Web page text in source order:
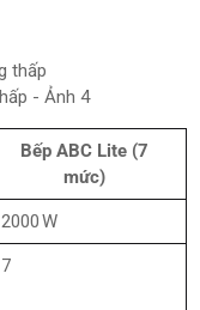
- Ảnh 4
Bếp ABC Lite (7
mức)
2000 W
7